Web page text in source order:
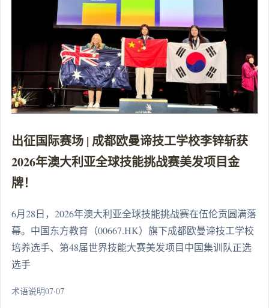
出征国际赛场 | 成都欧曼谛技工学校李锌斩获
2026年澳大利亚全球技能挑战赛美发项目金
牌！
6月28日，2026年澳大利亚全球技能挑战赛在伍伦贡圆满落
幕。中国东方教育（00667.HK）旗下成都欧曼谛技工学校
培养选手、第48届世界技能大赛美发项目中国集训队正选
选手
术语说明07·07